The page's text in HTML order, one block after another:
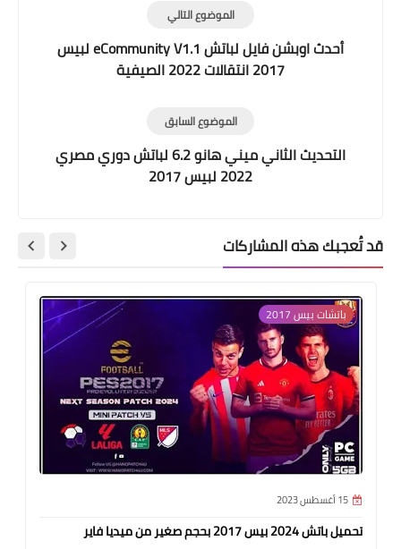
الموضوع التالي
أحدث اوبشن فايل لباتش eCommunity V1.1 لبيس
2017 انتقالات 2022 الصيفية
الموضوع السابق
التحديث الثاني ميني هانو 6.2 لباتش دوري مصري
2022 لبيس 2017
قد تُعجبك هذه المشاركات
باتشات بيس 2017
15 أغسطس 2023
تحميل باتش 2024 بيس 2017 بحجم صغير من ميديا فاير